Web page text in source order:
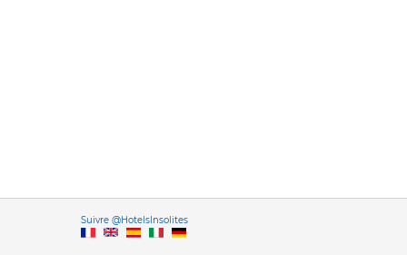
Suivre @HotelsInsolitesVersione